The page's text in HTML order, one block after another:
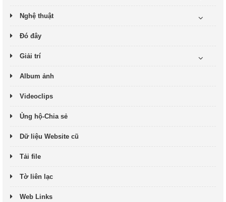
Nghệ thuật
Đó đây
Giải trí
Album ảnh
Videoclips
Ủng hộ-Chia sẻ
Dữ liệu Website cũ
Tải file
Tờ liên lạc
Web Links